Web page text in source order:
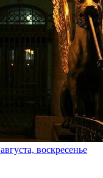
воскресенье